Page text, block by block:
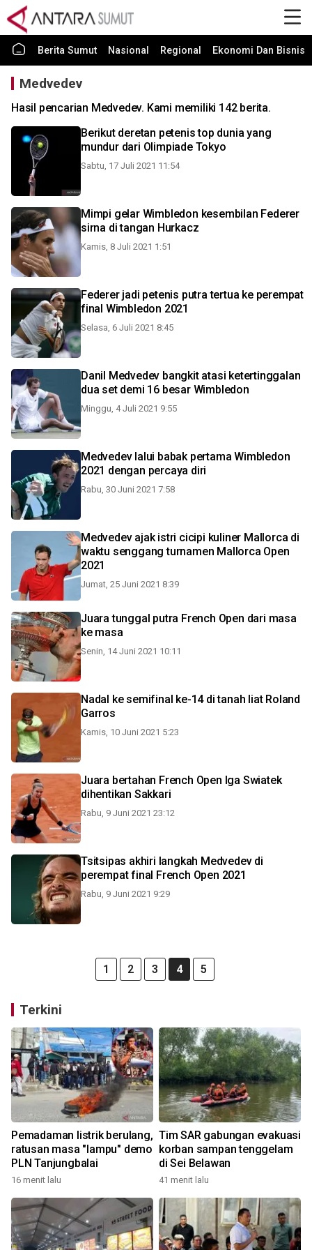
Berita Sumut Nasional Regional Ekonomi Dan Bisnis
Medvedev
Hasil pencarian Medvedev. Kami memiliki 142 berita.
Berikut deretan petenis top dunia yang
mundur dari Olimpiade Tokyo
Sabtu, 17 Juli 2021 11:54
Mimpi gelar Wimbledon kesembilan Federer
sirna di tangan Hurkacz
Kamis, 8 Juli 2021 1:51
Federer jadi petenis putra tertua ke perempat
final Wimbledon 2021
Selasa, 6 Juli 2021 8:45
Danil Medvedev bangkit atasi ketertinggalan
dua set demi 16 besar Wimbledon
Minggu, 4 Juli 2021 9:55
Medvedev lalui babak pertama Wimbledon
2021 dengan percaya diri
Rabu, 30 Juni 2021 7:58
Medvedev ajak istri cicipi kuliner Mallorca di
waktu senggang turnamen Mallorca Open
2021
Jumat, 25 Juni 2021 8:39
Juara tunggal putra French Open dari masa
ke masa
Senin, 14 Juni 2021 10:11
Nadal ke semifinal ke-14 di tanah liat Roland
Garros
Kamis, 10 Juni 2021 5:23
Juara bertahan French Open Iga Swiatek
dihentikan Sakkari
Rabu, 9 Juni 2021 23:12
Tsitsipas akhiri langkah Medvedev di
perempat final French Open 2021
Rabu, 9 Juni 2021 9:29
1 2 3 4 5
Terkini
Pemadaman listrik berulang,
ratusan masa "lampu" demo
PLN Tanjungbalai
16 menit lalu
Tim SAR gabungan evakuasi
korban sampan tenggelam
di Sei Belawan
41 menit lalu